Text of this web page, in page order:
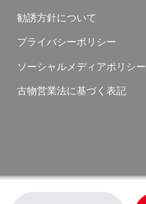
勧誘方針について
プライバシーポリシー
ソーシャルメディアポリシー
古物営業法に基づく表記